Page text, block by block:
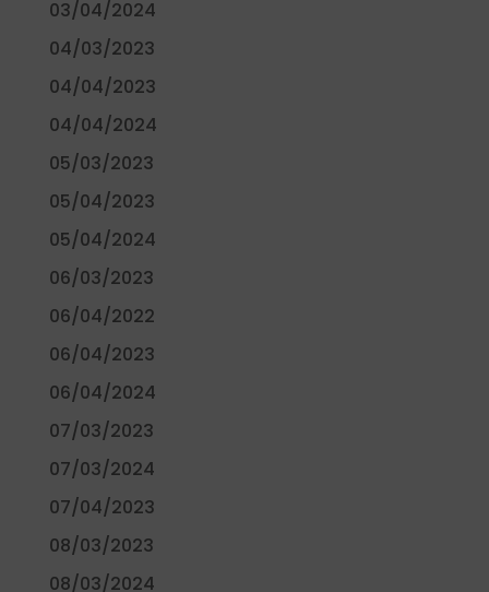
03/04/2024
04/03/2023
04/04/2023
04/04/2024
05/03/2023
05/04/2023
05/04/2024
06/03/2023
06/04/2022
06/04/2023
06/04/2024
07/03/2023
07/03/2024
07/04/2023
08/03/2023
08/03/2024